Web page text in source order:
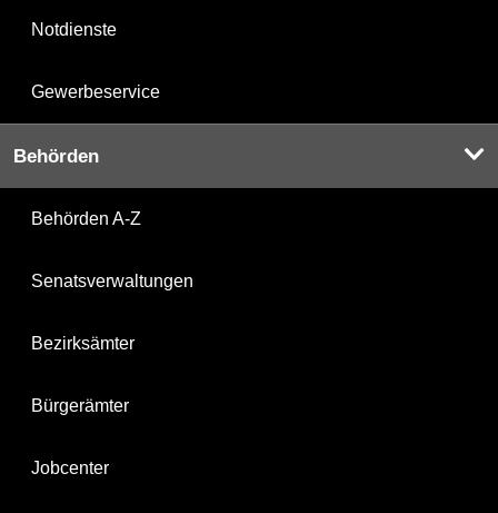
Notdienste
Gewerbeservice
Behörden
Behörden A-Z
Senatsverwaltungen
Bezirksämter
Bürgerämter
Jobcenter